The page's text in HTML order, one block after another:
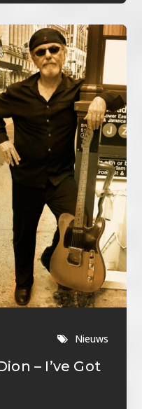
Nieuws
– I’ve Got